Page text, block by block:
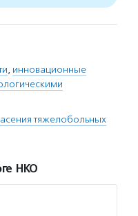
, инновационные
тяжелобольных
НКО